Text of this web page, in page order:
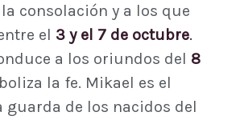
consolación y a los que
el 3 y el 7 de octubre.
a los oriundos del 8
la fe. Mikael es el
guarda de los nacidos del